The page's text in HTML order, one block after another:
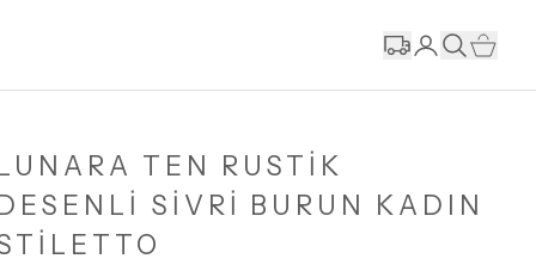
TEN RUSTİK
SİVRİ BURUN KADIN